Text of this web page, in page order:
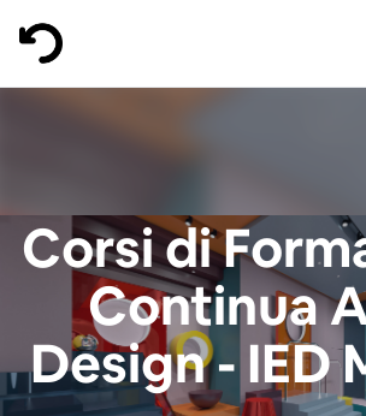
Corsi di
Continua
Design - IED